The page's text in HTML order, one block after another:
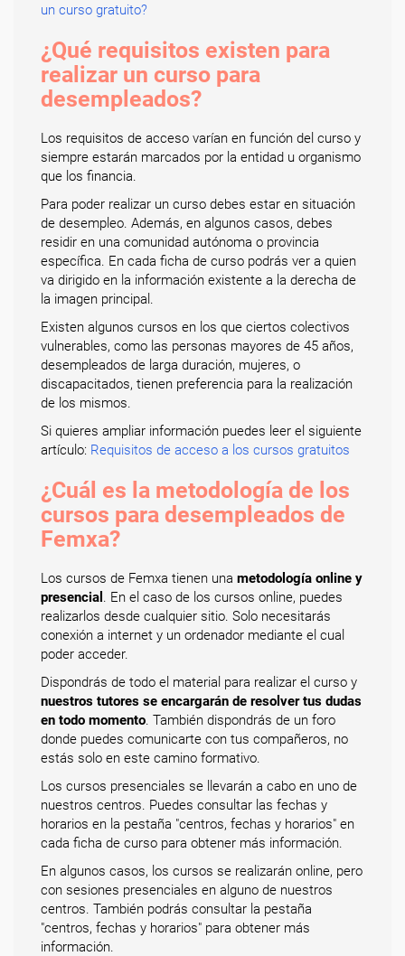
un curso gratuito?
¿Qué requisitos existen para
realizar un curso para
desempleados?
Los requisitos de acceso varían en función del curso y
siempre estarán marcados por la entidad u organismo
que los financia.
Para poder realizar un curso debes estar en situación
de desempleo. Además, en algunos casos, debes
residir en una comunidad autónoma o provincia
específica. En cada ficha de curso podrás ver a quien
va dirigido en la información existente a la derecha de
la imagen principal.
Existen algunos cursos en los que ciertos colectivos
vulnerables, como las personas mayores de 45 años,
desempleados de larga duración, mujeres, o
discapacitados, tienen preferencia para la realización
de los mismos.
Si quieres ampliar información puedes leer el siguiente
artículo: Requisitos de acceso a los cursos gratuitos
¿Cuál es la metodología de los
cursos para desempleados de
Femxa?
Los cursos de Femxa tienen una metodología online y
presencial
. En el caso de los cursos online, puedes
realizarlos desde cualquier sitio. Solo necesitarás
conexión a internet y un ordenador mediante el cual
poder acceder.
Dispondrás de todo el material para realizar el curso y
nuestros tutores se encargarán de resolver tus dudas
en todo momento . También dispondrás de un foro
donde puedes comunicarte con tus compañeros, no
estás solo en este camino formativo.
Los cursos presenciales se llevarán a cabo en uno de
nuestros centros. Puedes consultar las fechas y
horarios en la pestaña "centros, fechas y horarios" en
cada ficha de curso para obtener más información.
En algunos casos, los cursos se realizarán online, pero
con sesiones presenciales en alguno de nuestros
centros. También podrás consultar la pestaña
"centros, fechas y horarios" para obtener más
información.